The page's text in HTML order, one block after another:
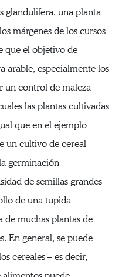
glandulifera, una planta
márgenes de los cursos
que el objetivo de
arable, especialmente los
un control de maleza
las plantas cultivadas
que en el ejemplo
un cultivo de cereal
germinación
de semillas grandes
de una tupida
de muchas plantas de
En general, se puede
cereales – es decir,